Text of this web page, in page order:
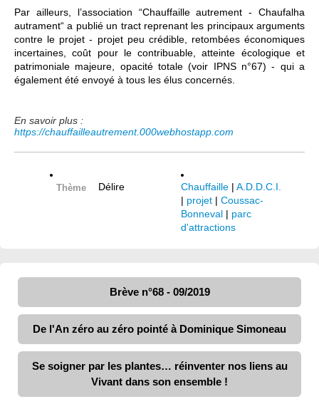
Par ailleurs, l’association “Chauffaille autrement - Chaufalha
autrament“ a publié un tract reprenant les principaux arguments
contre le projet - projet peu crédible, retombées économiques
incertaines, coût pour le contribuable, atteinte écologique et
patrimoniale majeure, opacité totale (voir IPNS n°67) - qui a
également été envoyé à tous les élus concernés.
En savoir plus :
https://chauffailleautrement.000webhostapp.com
Thème Délire Chauffaille | A.D.D.C.I.
| projet | Coussac-
Bonneval | parc
d'attractions
Brève n°68 - 09/2019
De l'An zéro au zéro pointé à Dominique Simoneau
Se soigner par les plantes… réinventer nos liens au
Vivant dans son ensemble !